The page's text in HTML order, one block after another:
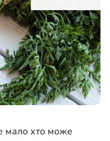
мало хто може